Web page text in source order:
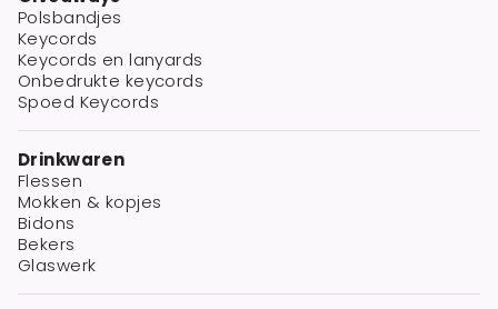
Polsbandjes
Keycords
Keycords en lanyards
Onbedrukte keycords
Spoed Keycords
Drinkwaren
Flessen
Mokken & kopjes
Bidons
Bekers
Glaswerk